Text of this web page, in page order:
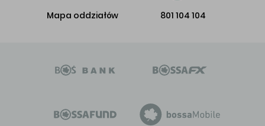
Mapa oddziałów 801 104 104